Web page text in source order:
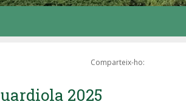
Comparteix-ho:
2025